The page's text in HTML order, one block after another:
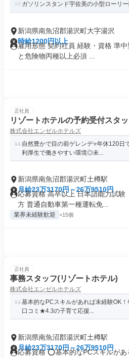
ガソリンスタンド宇佐美の小型ローリ
新潟県南魚沼郡湯沢町大字湯沢
時給1200円以上
雇用形態 契約社員 経験・資格 準
と危険物丙種以上必須 ...
正社員
リゾートホテルの予約受付スタ
株式会社エンゼルホテルズ
自然豊かで目の前ゲレンデ⭐️年休120
利厚生で働きやすい環境◎未...
新潟県南魚沼郡湯沢町土樽駅
月給23万3170円～26万9510円
応募資格 高卒以上 日本語能力試験
方 普通自動車第一種運転免...
業界未経験歓迎 +15個
正社員
事務スタッフ(リゾートホテル)
株式会社エンゼルホテルズ
基本的なPCスキルがあれば未経験OK
口コミ★4.3の子育て応援...
新潟県南魚沼郡湯沢町土樽駅
月給23万3170円～26万9510円
応募資格 ⭕️基本的なPCスキルが